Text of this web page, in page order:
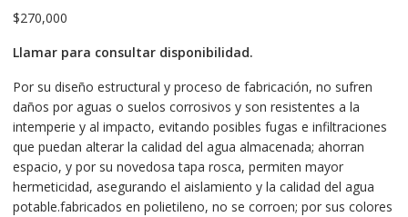
$270,000
Llamar para consultar disponibilidad.
Por su diseño estructural y proceso de fabricación, no sufren
daños por aguas o suelos corrosivos y son resistentes a la
intemperie y al impacto, evitando posibles fugas e infiltraciones
que puedan alterar la calidad del agua almacenada; ahorran
espacio, y por su novedosa tapa rosca, permiten mayor
hermeticidad, asegurando el aislamiento y la calidad del agua
potable.fabricados en polietileno, no se corroen; por sus colores